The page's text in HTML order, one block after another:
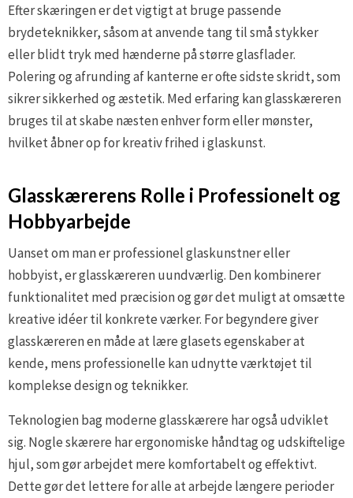
Efter skæringen er det vigtigt at bruge passende
brydeteknikker, såsom at anvende tang til små stykker
eller blidt tryk med hænderne på større glasflader.
Polering og afrunding af kanterne er ofte sidste skridt, som
sikrer sikkerhed og æstetik. Med erfaring kan glasskæreren
bruges til at skabe næsten enhver form eller mønster,
hvilket åbner op for kreativ frihed i glaskunst.
Glasskærerens Rolle i Professionelt og
Hobbyarbejde
Uanset om man er professionel glaskunstner eller
hobbyist, er glasskæreren uundværlig. Den kombinerer
funktionalitet med præcision og gør det muligt at omsætte
kreative idéer til konkrete værker. For begyndere giver
glasskæreren en måde at lære glasets egenskaber at
kende, mens professionelle kan udnytte værktøjet til
komplekse design og teknikker.
Teknologien bag moderne glasskærere har også udviklet
sig. Nogle skærere har ergonomiske håndtag og udskiftelige
hjul, som gør arbejdet mere komfortabelt og effektivt.
Dette gør det lettere for alle at arbejde længere perioder